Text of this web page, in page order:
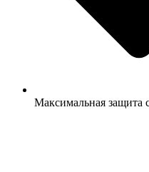
Максимальная защита